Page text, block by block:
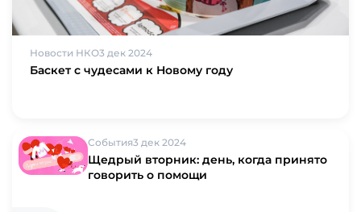
Новости НКО3 дек 2024
Баскет с чудесами к Новому году
События3 дек 2024
Щедрый вторник: день, когда принято
говорить о помощи